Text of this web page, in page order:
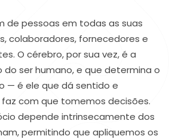
de pessoas em todas as suas
colaboradores, fornecedores e
O cérebro, por sua vez, é a
ser humano, e que determina o
— é ele que dá sentido e
com que tomemos decisões.
depende intrinsecamente dos
permitindo que apliquemos os